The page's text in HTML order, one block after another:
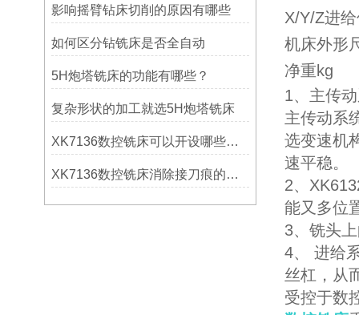
影响摇臂钻床切削的原因有哪些
如何区分钻铣床是否全自动
5H炮塔铣床的功能有哪些？
复杂形状的加工就选5H炮塔铣床
XK7136数控铣床可以开设哪些考核项目？
XK7136数控铣床消除接刀痕的操作
X/Y/Z进
机床外形
净重kg
1、主传
主传动系
选变速机
速平稳。
2、
能又多位
3、铣头
4、 进给
丝杠，从
受控于数